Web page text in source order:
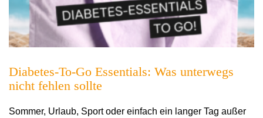
Diabetes-To-Go Essentials: Was unterwegs
nicht fehlen sollte
Sommer, Urlaub, Sport oder einfach ein langer Tag außer